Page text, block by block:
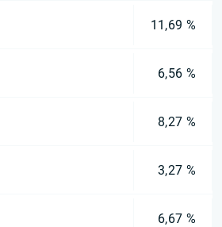
11,69 %
6,56 %
8,27 %
3,27 %
6,67 %